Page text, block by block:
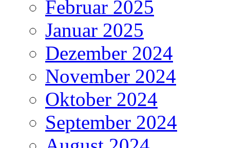
Februar 2025
Januar 2025
Dezember 2024
November 2024
Oktober 2024
September 2024